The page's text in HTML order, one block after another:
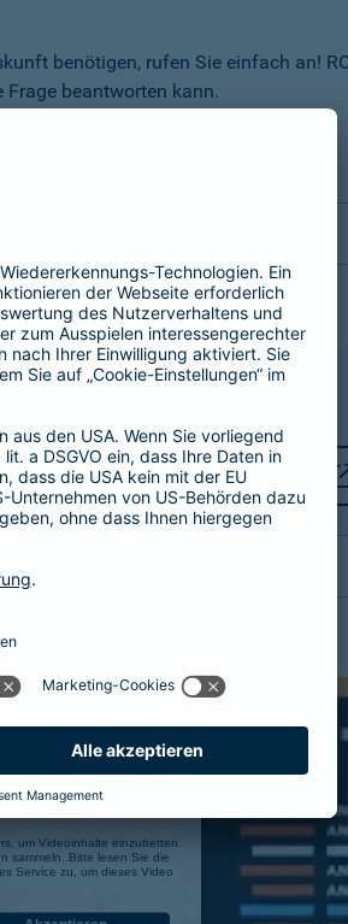
benötigen, rufen Sie einfach an!
Frage beantworten kann.
Versicherungen
um Videoinhalte einzubetten.
sammeln. Bitte lesen Sie die
Service zu, um dieses Video